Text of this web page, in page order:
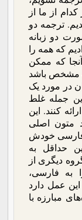
از ما از
ترجمه دو
دو زبانه
که همه را
که ممکن
مشخص باشد
در مورد یک
جمله غلط
کنند. این
متون اصلی
فارسی خودش
حداقل به
دیگری از
به فارسی،
عمل دارد
مبارزه با